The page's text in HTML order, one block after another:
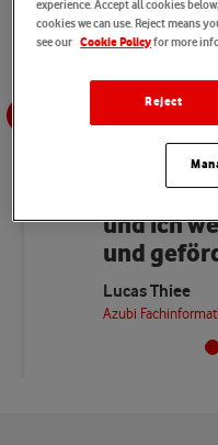
selbst
ich mich
Themen
mich
und ich
und
Lucas Thiee
Azubi
experience. Accept all cookies
cookies we can use. Reject means
see our
Cookie Policyfor more
Reject